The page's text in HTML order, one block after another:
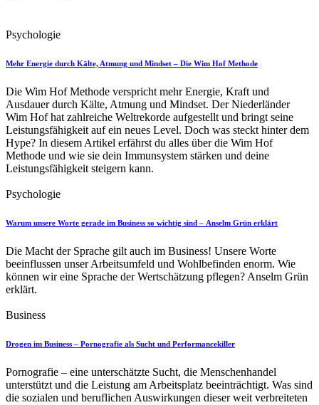
Psychologie
Mehr Energie durch Kälte, Atmung und Mindset – Die Wim Hof Methode
Die Wim Hof Methode verspricht mehr Energie, Kraft und
Ausdauer durch Kälte, Atmung und Mindset. Der Niederländer
Wim Hof hat zahlreiche Weltrekorde aufgestellt und bringt seine
Leistungsfähigkeit auf ein neues Level. Doch was steckt hinter dem
Hype? In diesem Artikel erfährst du alles über die Wim Hof
Methode und wie sie dein Immunsystem stärken und deine
Leistungsfähigkeit steigern kann.
Psychologie
Warum unsere Worte gerade im Business so wichtig sind – Anselm Grün erklärt
Die Macht der Sprache gilt auch im Business! Unsere Worte
beeinflussen unser Arbeitsumfeld und Wohlbefinden enorm. Wie
können wir eine Sprache der Wertschätzung pflegen? Anselm Grün
erklärt.
Business
Drogen im Business – Pornografie als Sucht und Performancekiller
Pornografie – eine unterschätzte Sucht, die Menschenhandel
unterstützt und die Leistung am Arbeitsplatz beeinträchtigt. Was sind
die sozialen und beruflichen Auswirkungen dieser weit verbreiteten